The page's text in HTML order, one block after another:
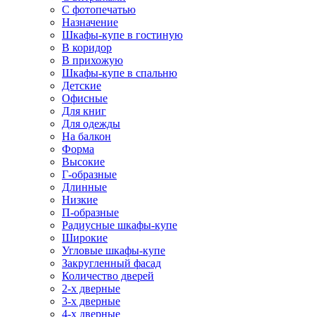
С фотопечатью
Назначение
Шкафы-купе в гостиную
В коридор
В прихожую
Шкафы-купе в спальню
Детские
Офисные
Для книг
Для одежды
На балкон
Форма
Высокие
Г-образные
Длинные
Низкие
П-образные
Радиусные шкафы-купе
Широкие
Угловые шкафы-купе
Закругленный фасад
Количество дверей
2-х дверные
3-х дверные
4-х дверные